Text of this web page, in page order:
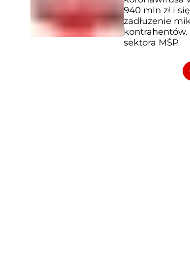
940 mln zł i
zadłużenie
sektora MŚP